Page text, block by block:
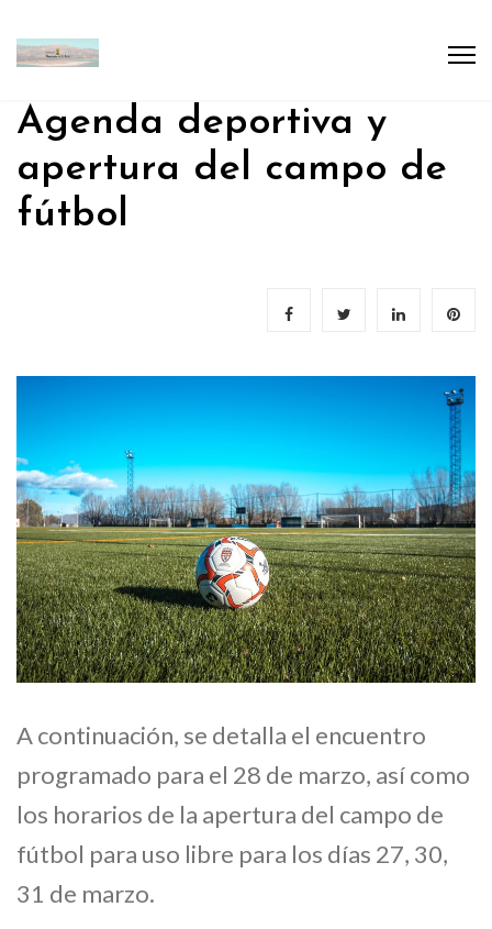
Agenda deportiva y
apertura del campo de
fútbol
A continuación, se detalla el encuentro
programado para el 28 de marzo, así como
los horarios de la apertura del campo de
fútbol para uso libre para los días 27, 30,
31 de marzo.